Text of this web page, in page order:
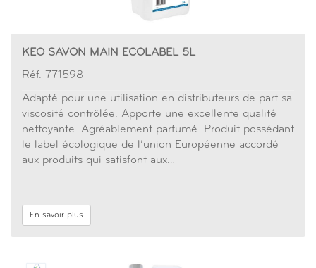
KEO SAVON MAIN ECOLABEL 5L
Réf. 771598
Adapté pour une utilisation en distributeurs de part sa
viscosité contrôlée. Apporte une excellente qualité
nettoyante. Agréablement parfumé. Produit possédant
le label écologique de l’union Européenne accordé
aux produits qui satisfont aux…
En savoir plus